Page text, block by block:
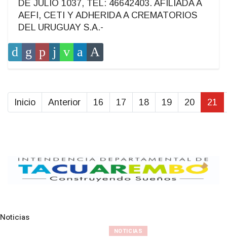
DE JULIO 1037, TEL: 46642403. AFILIADA A
AEFI, CETI Y ADHERIDA A CREMATORIOS
DEL URUGUAY S.A.-
Inicio Anterior 16 17 18 19 20 21
Noticias